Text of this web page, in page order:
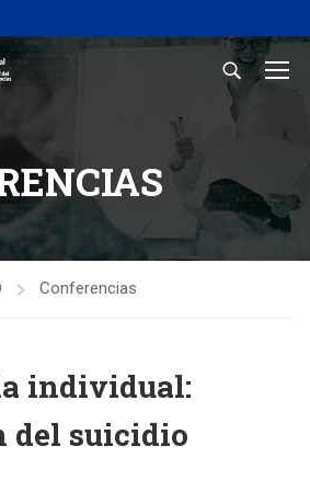
Conferencias
individual:
del suicidio